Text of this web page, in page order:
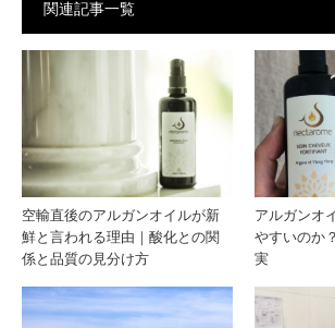
保存
と使
用期
限｜
関連記事一覧
空輸直後のアルガンオイルが新
鮮と言われる理由｜酸化との関
係と品質の見分け方
アルガンオ
やすいのか
実